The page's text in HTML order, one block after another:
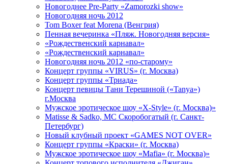
Новогоднее Pre-Party «Zamorozki show»
Новогодняя ночь 2012
Tom Boxer feat Morena (Венгрия)
Пенная вечеринка «Пляж. Новогодняя версия»
«Рождественский карнавал»
«Рождественский карнавал»
Новогодняя ночь 2012 «по-старому»
Концерт группы «VIRUS» (г. Москва)
Концерт группы «Триада»
Концерт певицы Тани Терешиной («Tanya»)
г.Москва
Мужское эротическое шоу «X-Style» (г. Москва)»
Matissе & Sadko, MC Скоробогатый (г. Санкт-
Петербург)
Новый клубный проект «GAMES NOT OVER»
Концерт группы «Краски» (г. Москва)
Мужское эротическое шоу «Mafia» (г. Москва)»